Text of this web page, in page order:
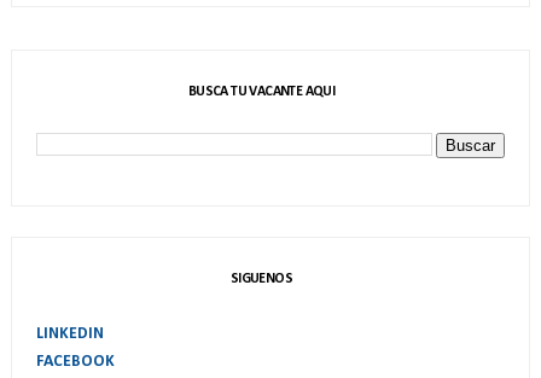
BUSCA TU VACANTE AQUI
SIGUENOS
LINKEDIN
FACEBOOK